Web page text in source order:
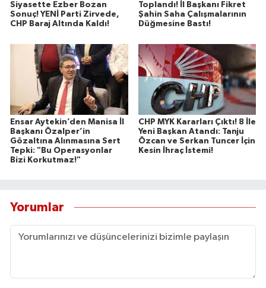
Siyasette Ezber Bozan
Sonuç! YENİ Parti Zirvede,
CHP Baraj Altında Kaldı!
Toplandı! İl Başkanı Fikret
Şahin Saha Çalışmalarının
Düğmesine Bastı!
Ensar Aytekin’den Manisa İl
Başkanı Özalper’in
Gözaltına Alınmasına Sert
Tepki: "Bu Operasyonlar
Bizi Korkutmaz!"
CHP MYK Kararları Çıktı! 8 İle
Yeni Başkan Atandı: Tanju
Özcan ve Serkan Tuncer İçin
Kesin İhraç İstemi!
Yorumlar